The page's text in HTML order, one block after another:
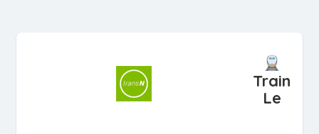
Train
Le